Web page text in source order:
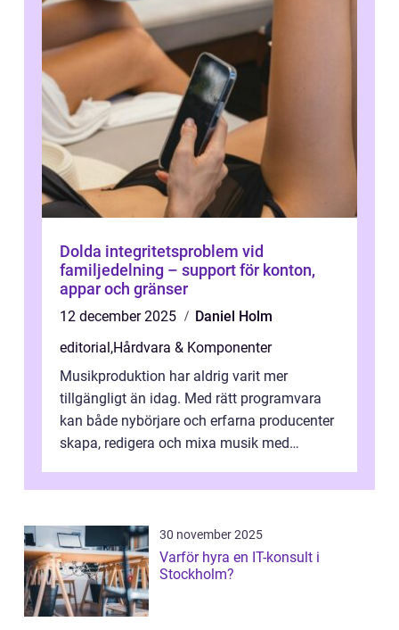
Dolda integritetsproblem vid
familjedelning – support för konton,
appar och gränser
12 december 2025
Daniel Holm
editorial ,Hårdvara & Komponenter
Musikproduktion har aldrig varit mer
tillgängligt än idag. Med rätt programvara
kan både nybörjare och erfarna producenter
skapa, redigera och mixa musik med
30 november 2025
Varför hyra en IT-konsult i
Stockholm?